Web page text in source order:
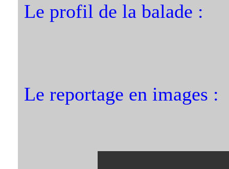
Le profil de la balade :
Le reportage en images :